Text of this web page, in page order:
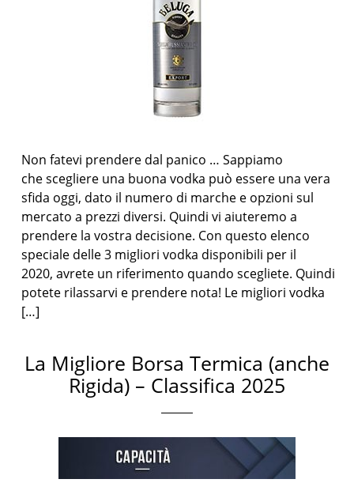
Non fatevi prendere dal panico … Sappiamo
che scegliere una buona vodka può essere una vera
sfida oggi, dato il numero di marche e opzioni sul
mercato a prezzi diversi. Quindi vi aiuteremo a
prendere la vostra decisione. Con questo elenco
speciale delle 3 migliori vodka disponibili per il
2020, avrete un riferimento quando scegliete. Quindi
potete rilassarvi e prendere nota! Le migliori vodka
[…]
La Migliore Borsa Termica (anche
Rigida) – Classifica 2025